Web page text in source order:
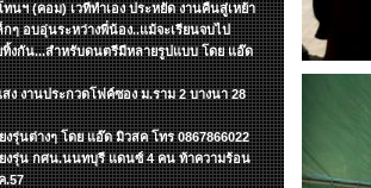
นฯ (คอม) เวทีทำเอง ประหยัด งานคืนสู่เหย้า
กๆ อบอุ่นระหว่างพี่น้อง..แม้จะเรียนจบไป
ทิ้งกัน...สำหรับดนตรีมีหลายรูปแบบ โดย แอ๊ด
สง งานประกวดโฟค์ซอง ม.ราม 2 บางนา 28
งรุ่นต่างๆ โดย แอ๊ด มิวสค โทร 0867866022
งรุ่น กศน.นนทบุรี แดนซ์ 4 คน ท้าความร้อน
.57